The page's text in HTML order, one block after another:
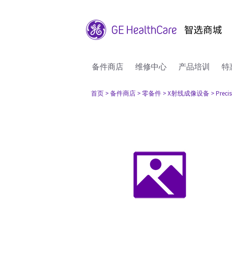
备件商店 维修中心 产品培训 特
首页 > 备件商店 > 零备件 > X射线成像设备 >